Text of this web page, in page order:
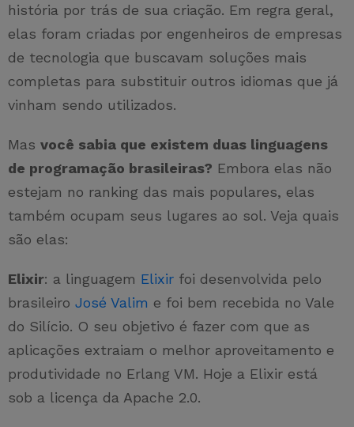
história por trás de sua criação. Em regra geral,
elas foram criadas por engenheiros de empresas
de tecnologia que buscavam soluções mais
completas para substituir outros idiomas que já
vinham sendo utilizados.
Mas você sabia que existem duas linguagens
de programação brasileiras? Embora elas não
estejam no ranking das mais populares, elas
também ocupam seus lugares ao sol. Veja quais
são elas:
Elixir: a linguagem Elixir foi desenvolvida pelo
brasileiro José Valim e foi bem recebida no Vale
do Silício. O seu objetivo é fazer com que as
aplicações extraiam o melhor aproveitamento e
produtividade no Erlang VM. Hoje a Elixir está
sob a licença da Apache 2.0.